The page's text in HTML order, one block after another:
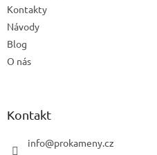
Kontakty
Návody
Blog
O nás
Kontakt
info@prokameny.cz